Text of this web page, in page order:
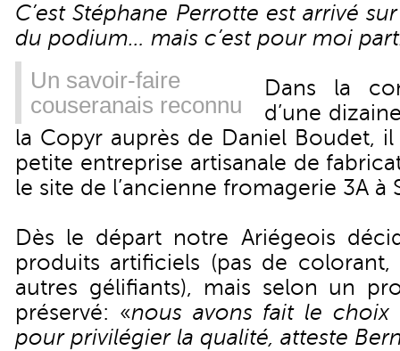
C’est Stéphane Perrotte est arrivé
du podium… mais c’est pour moi
Un savoir-faire
couseranais reconnu
Dans la
d’une
la Copyr auprès de Daniel Boudet, il
petite entreprise artisanale de
le site de l’ancienne fromagerie 3A à
Dès le départ notre Ariégeois
produits artificiels (pas de
autres gélifiants), mais selon un
préservé: «nous avons fait le choix
pour privilégier la qualité, atteste